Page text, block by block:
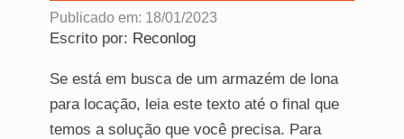
Publicado em: 18/01/2023
Escrito por: Reconlog
Se está em busca de um armazém de lona
para locação, leia este texto até o final que
temos a solução que você precisa. Para